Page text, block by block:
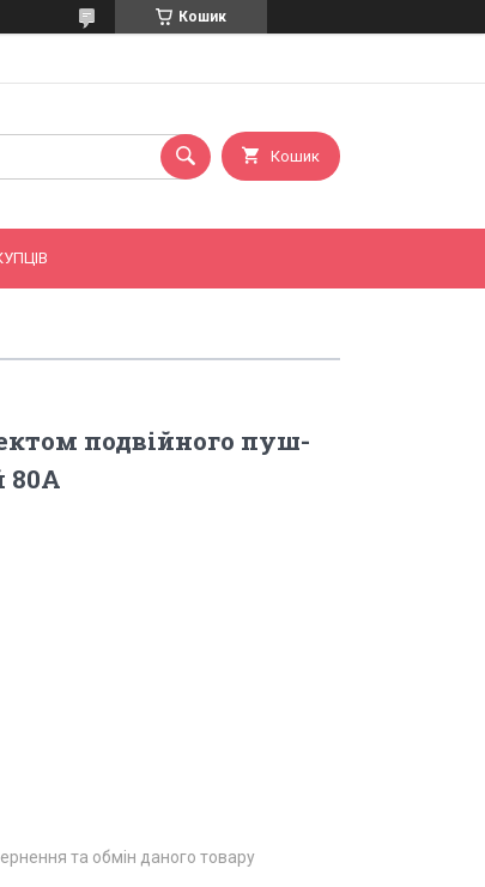
Кошик
Кошик
подвійного пуш-
80A
та обмін даного товару